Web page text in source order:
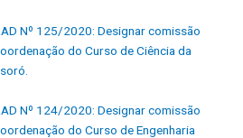
Nº 125/2020: Designar comissão
do Curso de Ciência da
Nº 124/2020: Designar comissão
do Curso de Engenharia